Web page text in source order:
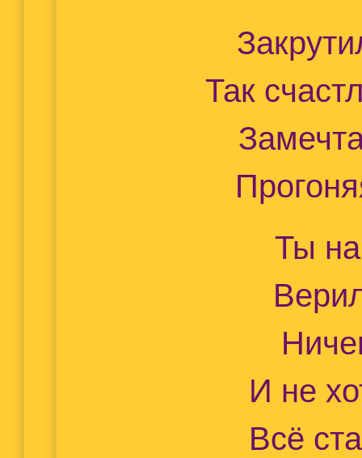
Так
Ты
И не
Всё